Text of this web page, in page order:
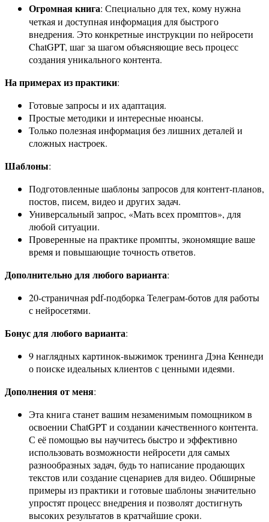
Огромная книга: Специально для тех, кому нужна
четкая и доступная информация для быстрого
внедрения. Это конкретные инструкции по нейросети
ChatGPT, шаг за шагом объясняющие весь процесс
создания уникального контента.
На примерах из практики:
Готовые запросы и их адаптация.
Простые методики и интересные нюансы.
Только полезная информация без лишних деталей и
сложных настроек.
Шаблоны:
Подготовленные шаблоны запросов для контент-планов,
постов, писем, видео и других задач.
Универсальный запрос, «Мать всех промптов», для
любой ситуации.
Проверенные на практике промпты, экономящие ваше
время и повышающие точность ответов.
Дополнительно для любого варианта:
20-страничная pdf-подборка Телеграм-ботов для работы
с нейросетями.
Бонус для любого варианта:
9 наглядных картинок-выжимок тренинга Дэна Кеннеди
о поиске идеальных клиентов с ценными идеями.
Дополнения от меня:
Эта книга станет вашим незаменимым помощником в
освоении ChatGPT и создании качественного контента.
С её помощью вы научитесь быстро и эффективно
использовать возможности нейросети для самых
разнообразных задач, будь то написание продающих
текстов или создание сценариев для видео. Обширные
примеры из практики и готовые шаблоны значительно
упростят процесс внедрения и позволят достигнуть
высоких результатов в кратчайшие сроки.